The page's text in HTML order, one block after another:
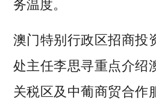
务温度。
澳门特别行政区招商投
处主任李思寻重点介绍
关税区及中葡商贸合作